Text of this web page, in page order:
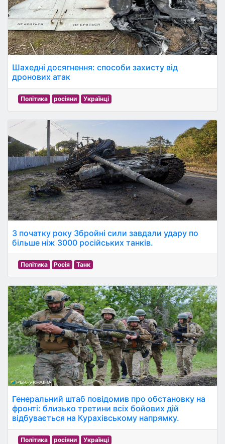
Шахедні досягнення: способи захисту від
дронових атак
Політика росіяни Українці
З початку року Збройні сили завдали удару по
більше ніж 3000 російських танків.
Політика Росія Танк
Генеральний штаб повідомив про обстановку на
фронті: близько третини всіх бойових дій
відбувається на Курахівському напрямку.
Політика росіяни Українці